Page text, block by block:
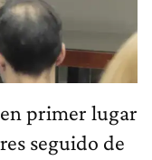
primer lugar
seguido de